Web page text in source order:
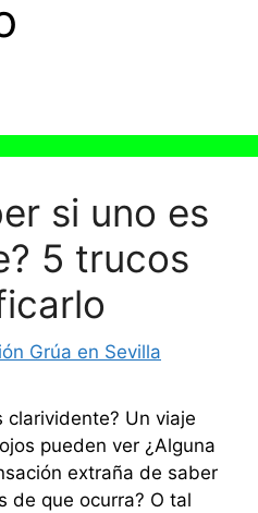
si uno es
5 trucos
Grúa en Sevilla
clarividente? Un viaje
pueden ver ¿Alguna
extraña de saber
de que ocurra? O tal